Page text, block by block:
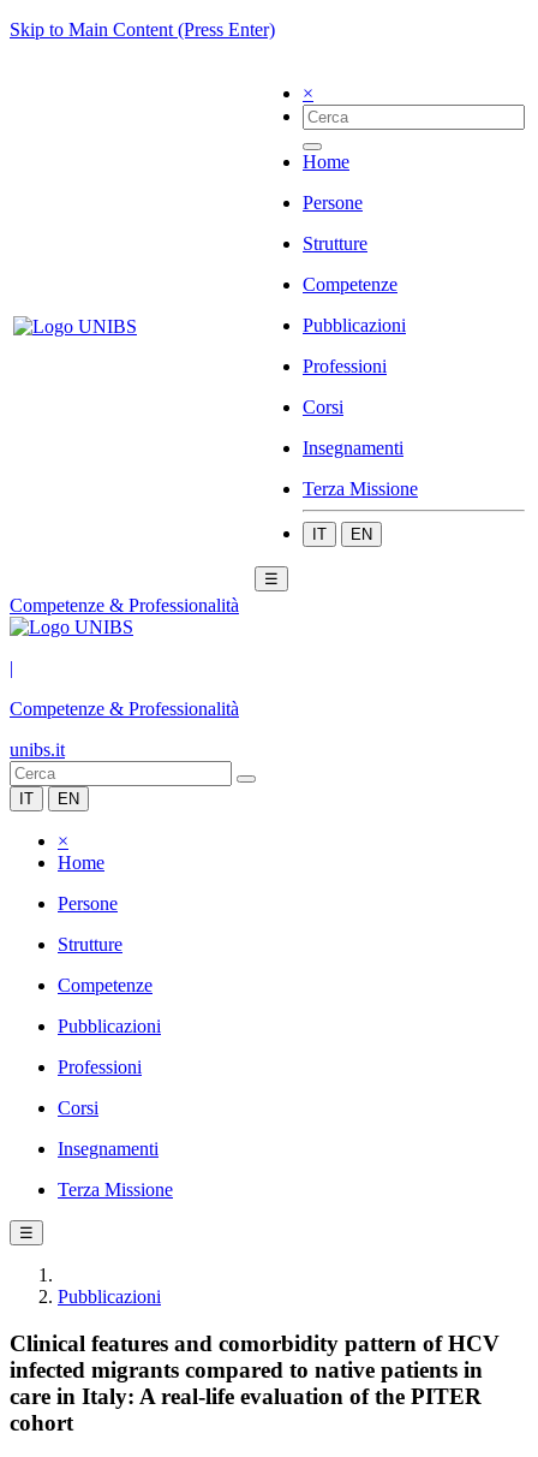
Skip to Main Content (Press Enter)
×
Home
Persone
Strutture
Competenze
Pubblicazioni
Professioni
Corsi
Insegnamenti
Terza Missione
IT EN
☰
Competenze & Professionalità
|
Competenze & Professionalità
unibs.it
IT EN
×
Home
Persone
Strutture
Competenze
Pubblicazioni
Professioni
Corsi
Insegnamenti
Terza Missione
☰
Pubblicazioni
Clinical features and comorbidity pattern of HCV
infected migrants compared to native patients in
care in Italy: A real-life evaluation of the PITER
cohort